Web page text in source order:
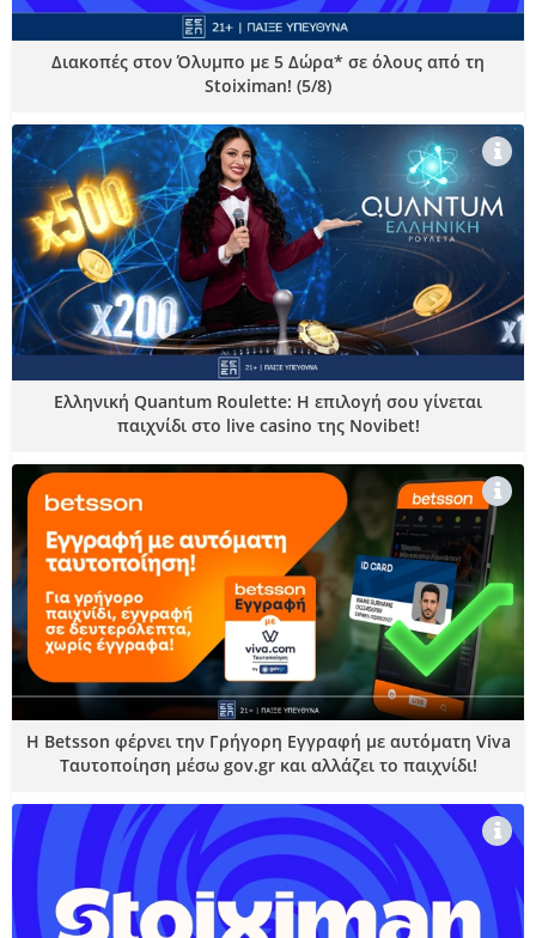
Διακοπές στον Όλυμπο με 5 Δώρα* σε όλους από τη
Stoiximan! (5/8)
Ελληνική Quantum Roulette: Η επιλογή σου γίνεται
παιχνίδι στο live casino της Novibet!
Η Betsson φέρνει την Γρήγορη Εγγραφή με αυτόματη Viva
Ταυτοποίηση μέσω gov.gr και αλλάζει το παιχνίδι!